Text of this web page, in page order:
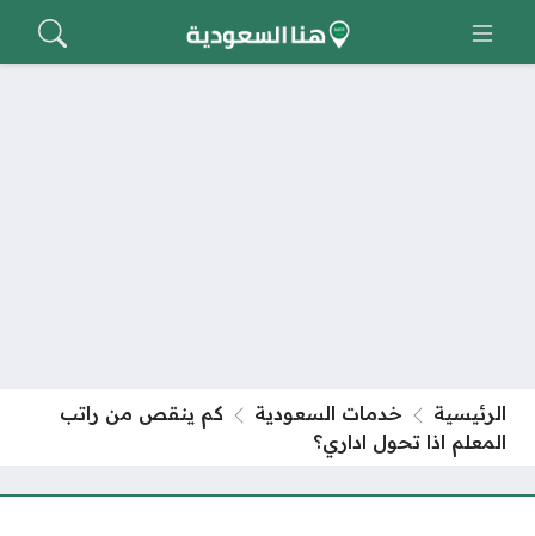
الرئيسية خدمات السعودية
كم ينقص من راتب
المعلم اذا تحول اداري؟